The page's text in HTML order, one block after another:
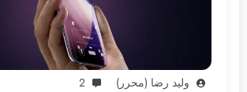
وليد رضا (محرر) 2